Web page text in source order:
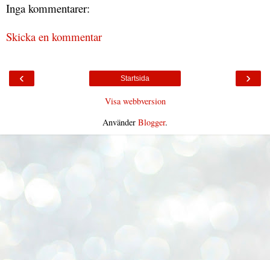
Inga kommentarer:
Skicka en kommentar
‹ ›
Startsida
Visa webbversion
Använder Blogger.